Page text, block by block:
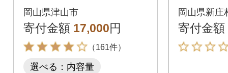
房 数量限定 岡山県産
ぶどう フルーツ 人気
ぶどう
岡山県津山市
寄付金額 17,000円
（161件）
選べる：内容量
マスカ
オーネ
岡山県新庄
寄付金額